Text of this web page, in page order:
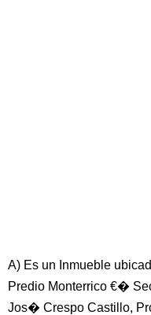
A) Es un Inmueble
Predio Monterrico €�
Jos� Crespo Castillo,